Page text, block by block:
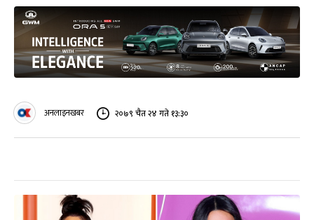
अनलाइनखबर २०७९ चैत २४ गते १३:३०